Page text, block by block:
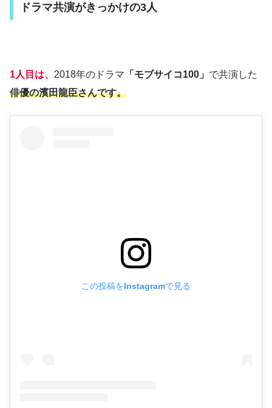
ドラマ共演がきっかけの3人
1人目は、 2018年のドラマ 「モブサイコ100」 で共演した
俳優の濱田龍臣さんです。
この投稿をInstagramで見る